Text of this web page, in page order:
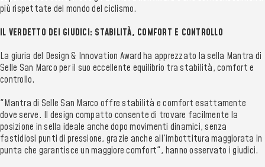
più rispettate del mondo del ciclismo.
IL VERDETTO DEI GIUDICI: STABILITÀ, COMFORT E CONTROLLO
La giuria del Design & Innovation Award ha apprezzato la sella Mantra di
Selle San Marco per il suo eccellente equilibrio tra stabilità, comfort e
controllo.
"Mantra di Selle San Marco offre stabilità e comfort esattamente
dove serve. Il design compatto consente di trovare facilmente la
posizione in sella ideale anche dopo movimenti dinamici, senza
fastidiosi punti di pressione, grazie anche all'imbottitura maggiorata in
punta che garantisce un maggiore comfort", hanno osservato i giudici.